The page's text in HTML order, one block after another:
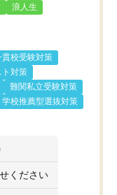
浪人生
貫校受験対策
ト対策
難関私立受験対策
校推薦型選抜対策
ください